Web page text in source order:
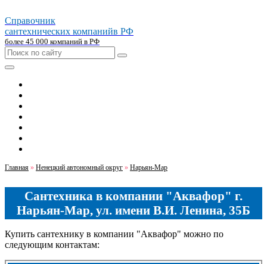
Справочник
сантехнических компанийв РФ
более 45 000 компаний в РФ
Главная » Ненецкий автономный округ » Нарьян-Мар
Сантехника в компании "Аквафор" г.
Нарьян-Мар, ул. имени В.И. Ленина, 35Б
Купить сантехнику в компании "Аквафор" можно по
следующим контактам: